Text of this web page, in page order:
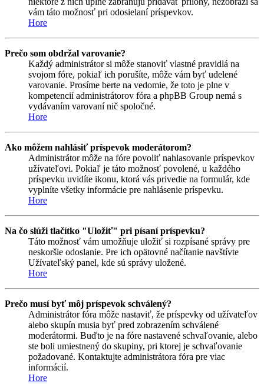
vám táto možnosť pri odosielaní príspevkov.
Hore
Prečo som obdržal varovanie?
Každý administrátor si môže stanoviť vlastné pravidlá na
svojom fóre, pokiaľ ich porušíte, môže vám byť udelené
varovanie. Prosíme berte na vedomie, že toto je plne v
kompetencií administrátorov fóra a phpBB Group nemá s
vydávaním varovaní nič spoločné.
Hore
Ako môžem nahlásiť príspevok moderátorom?
Administrátor môže na fóre povoliť nahlasovanie príspevkov
užívateľovi. Pokiaľ je táto možnosť povolené, u každého
príspevku uvidíte ikonu, ktorá vás privedie na formulár, kde
vyplníte všetky informácie pre nahlásenie príspevku.
Hore
Na čo slúži tlačítko "Uložiť" pri písaní príspevku?
Táto možnosť vám umožňuje uložiť si rozpísané správy pre
neskoršie odoslanie. Pre ich opätovné načítanie navštívte
Užívateľský panel, kde sú správy uložené.
Hore
Prečo musí byť môj príspevok schválený?
Administrátor fóra môže nastaviť, že príspevky od užívateľov
alebo skupín musia byť pred zobrazením schválené
moderátormi. Buďto je na fóre nastavené schvaľovanie, alebo
ste boli umiestnený do skupiny, pri ktorej je schvaľovanie
požadované. Kontaktujte administrátora fóra pre viac
informácií.
Hore